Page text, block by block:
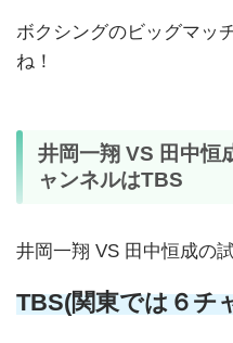
ボクシングのビッグマッ
ね！
井岡一翔 VS 田中恒
ャンネルはTBS
井岡一翔 VS 田中恒成の
TBS(関東では６チ